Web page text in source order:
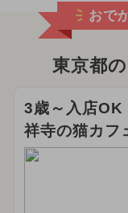
おで
東京都
3歳～入店OK
祥寺の猫カフ